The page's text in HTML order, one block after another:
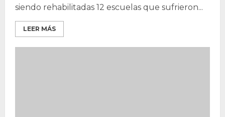
siendo rehabilitadas 12 escuelas que sufrieron...
LEER MÁS